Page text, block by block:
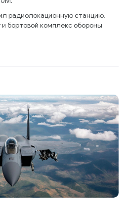
радиолокационную станцию,
бортовой комплекс обороны